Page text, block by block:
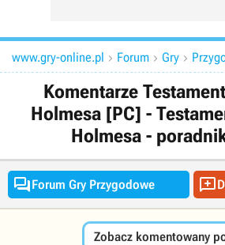
www.gry-online.pl  Forum  Gry 
Komentarze
Holmesa [PC] -
Holmesa -
Forum Gry Przygodowe 
Zobacz komentowany